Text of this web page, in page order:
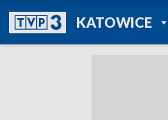
KATOWICE
TVP